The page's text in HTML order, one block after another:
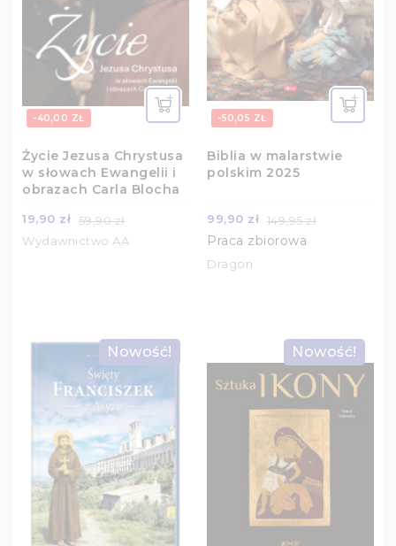
-40,00 ZŁ
Życie Jezusa Chrystusa
w słowach Ewangelii i
obrazach Carla Blocha
19,90 zł 59,90 zł
Wydawnictwo AA
-50,05 ZŁ
Biblia w malarstwie
polskim 2025
99,90 zł 149,95 zł
Praca zbiorowa
Dragon
Nowość! Nowość!